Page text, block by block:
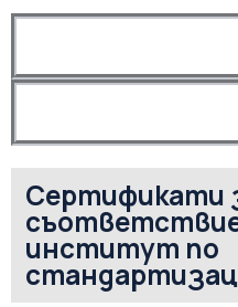
Сертификати
съответствие
институт по